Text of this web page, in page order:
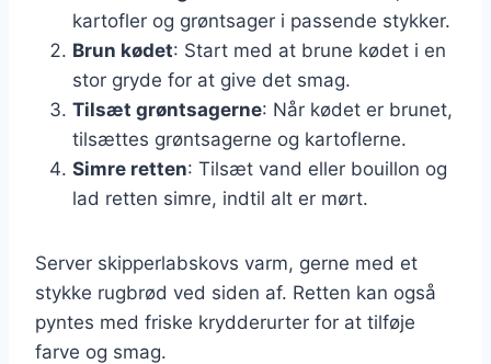
kartofler og grøntsager i passende stykker.
Brun kødet: Start med at brune kødet i en
stor gryde for at give det smag.
Tilsæt grøntsagerne: Når kødet er brunet,
tilsættes grøntsagerne og kartoflerne.
Simre retten: Tilsæt vand eller bouillon og
lad retten simre, indtil alt er mørt.
Server skipperlabskovs varm, gerne med et
stykke rugbrød ved siden af. Retten kan også
pyntes med friske krydderurter for at tilføje
farve og smag.